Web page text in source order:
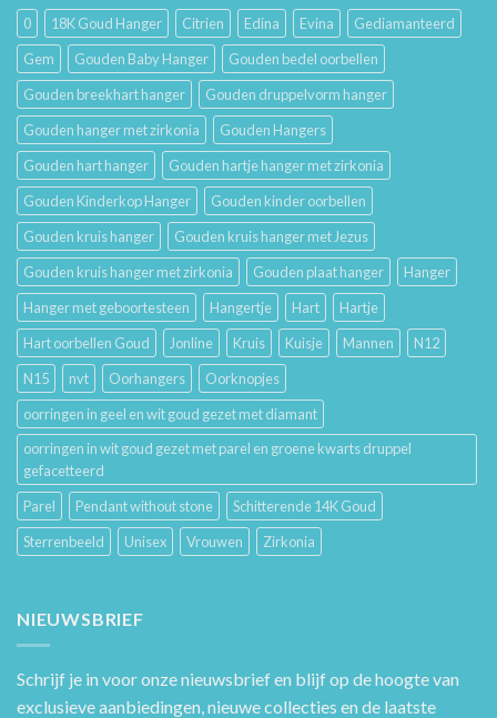
Hun
Betekenis
0 18K Goud Hanger Citrien Edina Evina
Gediamanteerd
Gem
Gouden Baby Hanger
Gouden bedel oorbellen
Gouden breekhart hanger
Gouden druppelvorm hanger
Gouden hanger met zirkonia
Gouden Hangers
Gouden hart hanger
Gouden hartje hanger met zirkonia
Gouden Kinderkop Hanger
Gouden kinder oorbellen
Gouden kruis hanger
Gouden kruis hanger met Jezus
Gouden kruis hanger met zirkonia
Gouden plaat hanger
Hanger
Hanger met geboortesteen
Hangertje Hart
Hartje
Hart oorbellen Goud
Jonline Kruis Kuisje Mannen
N12
N15
nvt Oorhangers
Oorknopjes
oorringen in geel en wit goud gezet met diamant
oorringen in wit goud gezet met parel en groene kwarts druppel
gefacetteerd
Parel
Pendant without stone
Schitterende 14K Goud
Sterrenbeeld
Unisex Vrouwen Zirkonia
NIEUWSBRIEF
Schrijf je in voor onze nieuwsbrief en blijf op de hoogte van
exclusieve aanbiedingen, nieuwe collecties en de laatste